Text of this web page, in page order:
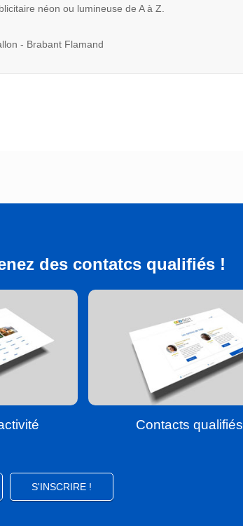
néon ou lumineuse de A à Z.
- Brabant Flamand
des contatcs qualifiés !
Contacts qualifiés
S'INSCRIRE !